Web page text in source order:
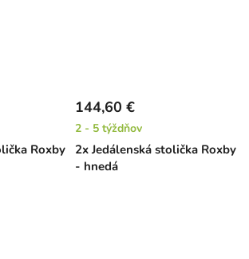
Roxby
2x Jedálenská stolička Roxby
- hnedá
144,60 €
2 - 5 týždňov